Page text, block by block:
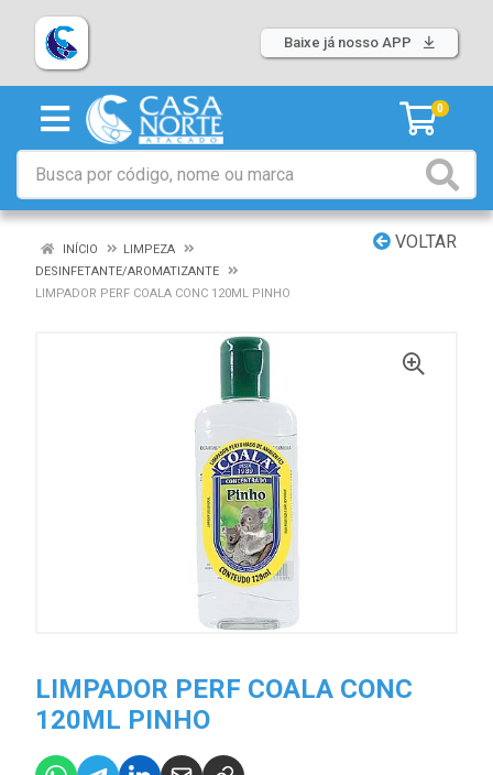
Baixe já nosso APP
0
VOLTAR
INÍCIO
LIMPEZA
DESINFETANTE/AROMATIZANTE
LIMPADOR PERF COALA CONC 120ML PINHO
LIMPADOR PERF COALA CONC
120ML PINHO